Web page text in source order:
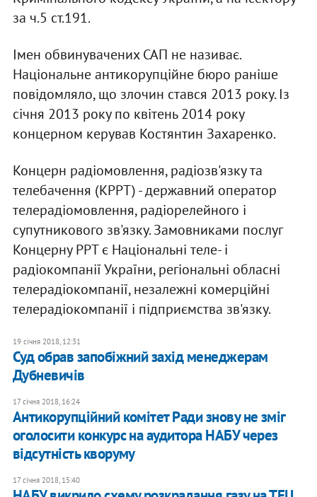
за ч.5 ст.191.
Імен обвинувачених САП не називає.
Національне антикорупційне бюро раніше
повідомляло, що злочин стався 2013 року. Із
січня 2013 року по квітень 2014 року
концерном керував Костянтин Захаренко.
Концерн радіомовлення, радіозв'язку та
телебачення (КРРТ) - державний оператор
телерадіомовлення, радіорелейного і
супутникового зв'язку. Замовниками послуг
Концерну РРТ є Національні теле- і
радіокомпанії України, регіональні обласні
телерадіокомпанії, незалежні комерційні
телерадіокомпанії і підприємства зв'язку.
19 січня 2018, 12:31
Суд обрав запобіжний захід менеджерам
Дубневичів
17 січня 2018, 16:24
Антикорупційний комітет Ради знову не зміг
оголосити конкурс на аудитора НАБУ через
відсутність кворуму
17 січня 2018, 15:40